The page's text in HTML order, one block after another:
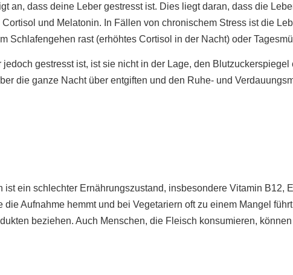
an, dass deine Leber gestresst ist. Dies liegt daran, dass die
und Melatonin. In Fällen von chronischem Stress ist die
Schlafengehen rast (erhöhtes Cortisol in der Nacht) oder
gestresst ist, ist sie nicht in der Lage, den
die ganze Nacht über entgiften und den Ruhe- und
ein schlechter Ernährungszustand, insbesondere Vitamin B12,
Aufnahme hemmt und bei Vegetariern oft zu einem Mangel
beziehen. Auch Menschen, die Fleisch konsumieren,